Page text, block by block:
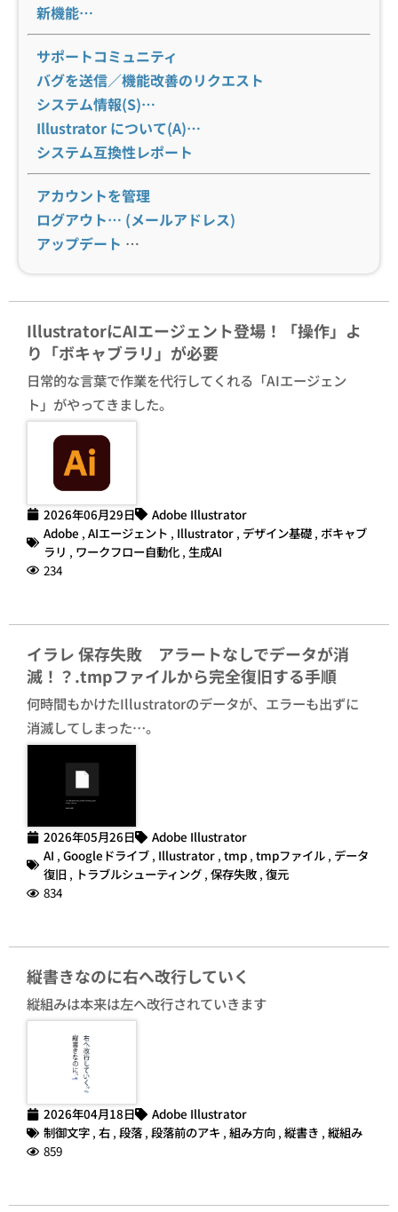
新機能…
サポートコミュニティ
バグを送信／機能改善のリクエスト
システム情報(S)…
Illustrator について(A)…
システム互換性レポート
アカウントを管理
ログアウト… (メールアドレス)
アップデート …
IllustratorにAIエージェント登場！「操作」よ
り「ボキャブラリ」が必要
日常的な言葉で作業を代行してくれる「AIエージェン
ト」がやってきました。
2026年06月29日
Adobe Illustrator
Adobe , AIエージェント , Illustrator , デザイン基礎 , ボキャブ
ラリ , ワークフロー自動化 , 生成AI
234
イラレ 保存失敗 アラートなしでデータが消
滅！？.tmpファイルから完全復旧する手順
何時間もかけたIllustratorのデータが、エラーも出ずに
消滅してしまった…。
2026年05月26日
Adobe Illustrator
AI , Googleドライブ , Illustrator , tmp , tmpファイル , データ
復旧 , トラブルシューティング , 保存失敗 , 復元
834
縦書きなのに右へ改行していく
縦組みは本来は左へ改行されていきます
2026年04月18日
Adobe Illustrator
制御文字 , 右 , 段落 , 段落前のアキ , 組み方向 , 縦書き , 縦組み
859